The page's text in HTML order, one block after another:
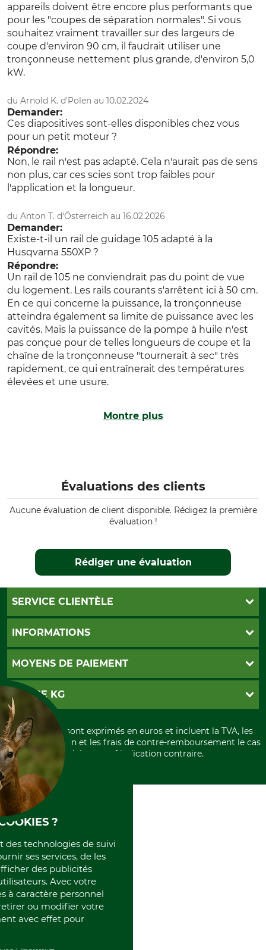
Référence fabricant
SNHL42-50WR
Nombre de maillons
d'entraînement
137
appareils doivent être encore plus performants que
pour les "coupes de séparation normales". Si vous
souhaitez vraiment travailler sur des largeurs de
coupe d'environ 90 cm, il faudrait utiliser une
tronçonneuse nettement plus grande, d'environ 5,0
kW.
du Arnold K. d'Polen au 10.02.2024
Demander:
Ces diapositives sont-elles disponibles chez vous
pour un petit moteur ?
Répondre:
Non, le rail n'est pas adapté. Cela n'aurait pas de sens
non plus, car ces scies sont trop faibles pour
l'application et la longueur.
du Anton T. d'Österreich au 16.02.2026
Demander:
Existe-t-il un rail de guidage 105 adapté à la
Husqvarna 550XP ?
Répondre:
Un rail de 105 ne conviendrait pas du point de vue
du logement. Les rails courants s'arrêtent ici à 50 cm.
En ce qui concerne la puissance, la tronçonneuse
atteindra également sa limite de puissance avec les
cavités. Mais la puissance de la pompe à huile n'est
pas conçue pour de telles longueurs de coupe et la
chaîne de la tronçonneuse "tournerait à sec" très
rapidement, ce qui entraînerait des températures
élevées et une usure.
Montre plus
Évaluations des clients
Aucune évaluation de client disponible. Rédigez la première
évaluation !
Rédiger une évaluation
SERVICE CLIENTÈLE
Foire aux questions
Paramètres des cookies
INFORMATIONS
CGV
Conditions d'annulation
Formulaire de rétraction
Politique de confidentialité
Élimination et environnement
Rétractation de votre commande
MOYENS DE PAIEMENT
PayPal
Carte de crédit
Paiement á l'avance
GRUBE KG
Histoire
International
Portrait
Qui sommes-nous
Tous les prix sont exprimés en euros et incluent la TVA, les
frais d'expédition et les frais de contre-remboursement le cas
échéant, sauf indication contraire.
?
des technologies de suivi
ses services, de les
des publicités
Avec votre
à caractère personnel
ou modifier votre
avec effet pour